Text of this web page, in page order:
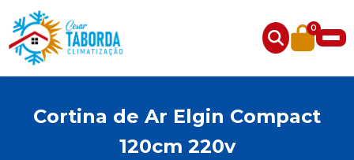
0
Cortina de Ar Elgin Compact
120cm 220v